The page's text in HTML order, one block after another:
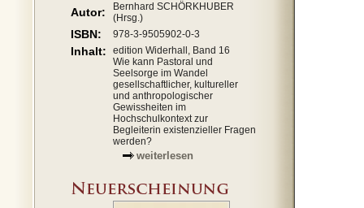
Autor:
Bernhard SCHÖRKHUBER
(Hrsg.)
ISBN: 978-3-9505902-0-3
Inhalt:
edition Widerhall, Band 16
Wie kann Pastoral und
Seelsorge im Wandel
gesellschaftlicher, kultureller
und anthropologischer
Gewissheiten im
Hochschulkontext zur
Begleiterin existenzieller Fragen
werden?
weiterlesen